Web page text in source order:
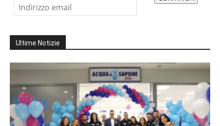
Ultime Notizie